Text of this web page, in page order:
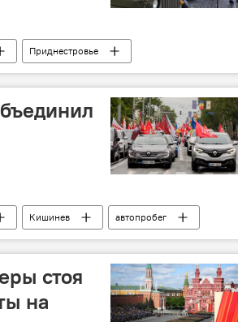
Приднестровье
Кишинев автопробег
стоя
на